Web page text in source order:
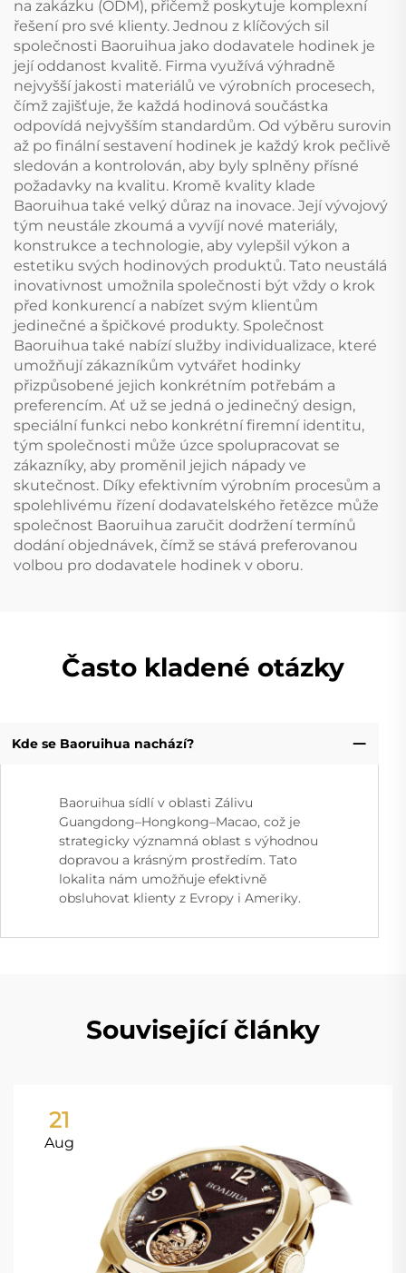
na zakázku (ODM), přičemž poskytuje komplexní
řešení pro své klienty. Jednou z klíčových sil
společnosti Baoruihua jako dodavatele hodinek je
její oddanost kvalitě. Firma využívá výhradně
nejvyšší jakosti materiálů ve výrobních procesech,
čímž zajišťuje, že každá hodinová součástka
odpovídá nejvyšším standardům. Od výběru surovin
až po finální sestavení hodinek je každý krok pečlivě
sledován a kontrolován, aby byly splněny přísné
požadavky na kvalitu. Kromě kvality klade
Baoruihua také velký důraz na inovace. Její vývojový
tým neustále zkoumá a vyvíjí nové materiály,
konstrukce a technologie, aby vylepšil výkon a
estetiku svých hodinových produktů. Tato neustálá
inovativnost umožnila společnosti být vždy o krok
před konkurencí a nabízet svým klientům
jedinečné a špičkové produkty. Společnost
Baoruihua také nabízí služby individualizace, které
umožňují zákazníkům vytvářet hodinky
přizpůsobené jejich konkrétním potřebám a
preferencím. Ať už se jedná o jedinečný design,
speciální funkci nebo konkrétní firemní identitu,
tým společnosti může úzce spolupracovat se
zákazníky, aby proměnil jejich nápady ve
skutečnost. Díky efektivním výrobním procesům a
spolehlivému řízení dodavatelského řetězce může
společnost Baoruihua zaručit dodržení termínů
dodání objednávek, čímž se stává preferovanou
volbou pro dodavatele hodinek v oboru.
Často kladené otázky
Kde se Baoruihua nachází?
Baoruihua sídlí v oblasti Zálivu
Guangdong–Hongkong–Macao, což je
strategicky významná oblast s výhodnou
dopravou a krásným prostředím. Tato
lokalita nám umožňuje efektivně
obsluhovat klienty z Evropy i Ameriky.
Související články
21
Aug